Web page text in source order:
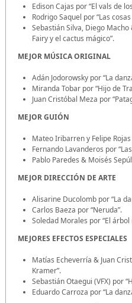
Edison Cajas por “El vals de
Rodrigo Saquel por “Las
Sebastián Silva, Diego
Fairy y el cactus mágico”.
MEJOR MÚSICA ORIGINAL
Adán Jodorowsky por “La
Miranda Tobar por “Hijo de
Juan Cristóbal Meza por
MEJOR GUIÓN
Mateo Iribarren y Felipe Rojas
Fernando Lavanderos por
Pablo Paredes & Moisés
MEJOR DIRECCIÓN DE ARTE
Alisarine Ducolomb por “La
Carlos Baeza por “Neruda”.
Soledad Morales por “El árbol
MEJORES EFECTOS ESPECIALES
Matías Echeverría & Juan
Kramer”.
Sebastián Otaegui (VFX) por
Eduardo Carroza por “La